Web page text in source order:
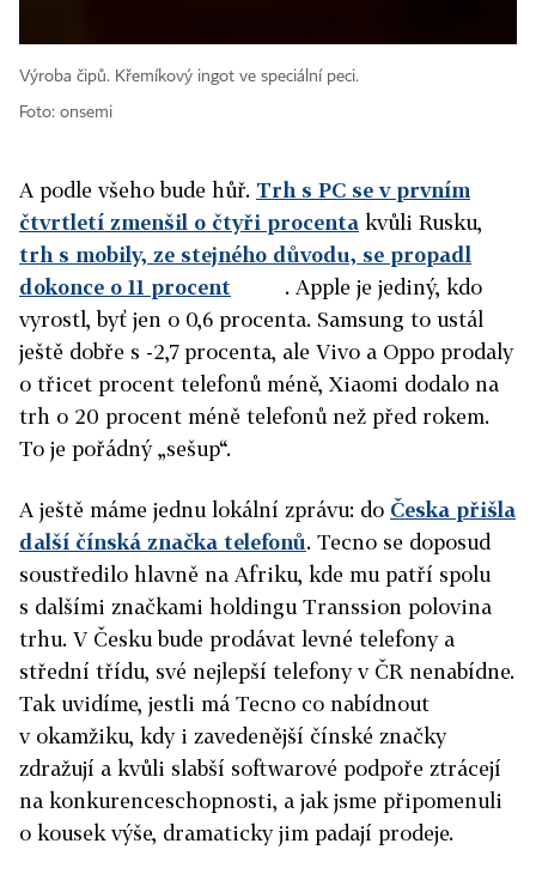
Výroba čipů. Křemíkový ingot ve speciální peci.
Foto: onsemi
A podle všeho bude hůř. Trh s PC se v prvním
čtvrtletí zmenšil o čtyři procenta kvůli Rusku,
trh s mobily, ze stejného důvodu, se propadl
dokonce o 11 procent . Apple je jediný, kdo
vyrostl, byť jen o 0,6 procenta. Samsung to ustál
ještě dobře s -2,7 procenta, ale Vivo a Oppo prodaly
o třicet procent telefonů méně, Xiaomi dodalo na
trh o 20 procent méně telefonů než před rokem.
To je pořádný „sešup“.
A ještě máme jednu lokální zprávu: do Česka přišla
další čínská značka telefonů. Tecno se doposud
soustředilo hlavně na Afriku, kde mu patří spolu
s dalšími značkami holdingu Transsion polovina
trhu. V Česku bude prodávat levné telefony a
střední třídu, své nejlepší telefony v ČR nenabídne.
Tak uvidíme, jestli má Tecno co nabídnout
v okamžiku, kdy i zavedenější čínské značky
zdražují a kvůli slabší softwarové podpoře ztrácejí
na konkurenceschopnosti, a jak jsme připomenuli
o kousek výše, dramaticky jim padají prodeje.